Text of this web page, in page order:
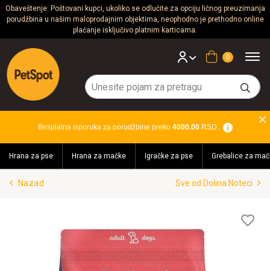
Obaveštenje: Poštovani kupci, ukoliko se odlučite za opciju ličnog preuzimanja
porudžbina u našim maloprodajnim objektima, neophodno je prethodno online
plaćanje isključivo platnim karticama.
Psi
Mačke
Glodari
Akvaristika
Teraristika
Brendovi
Akcija!
Korpa
Besplatna isporuka za porudžbine preko 4000.00RSD.
Hrana za pse Hrana za mačke Igračke za pse Grebalice za
Nazad Sve od Dolina Noteci